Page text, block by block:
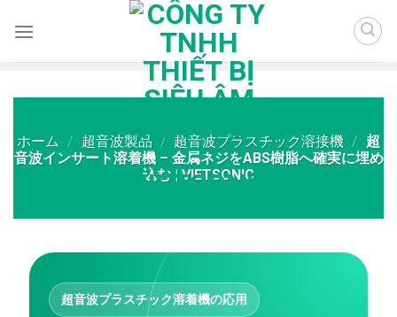
ホーム / 超音波製品 / 超音波プラスチック溶接機 / 超
音波インサート溶着機 – 金属ネジをABS樹脂へ確実に埋め
込む | VIETSONIC
超音波プラスチック溶着機の応用